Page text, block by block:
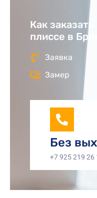
Как
плиссе в
Заявка
Замер
Без
+7 925 219 26